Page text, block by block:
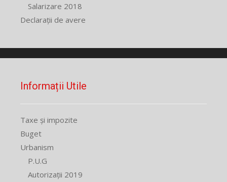
Salarizare 2018
Declarații de avere
Informații Utile
Taxe și impozite
Buget
Urbanism
P.U.G
Autorizații 2019